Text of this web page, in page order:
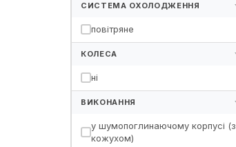
СИСТЕМА ОХОЛОДЖЕННЯ
повітряне
КОЛЕСА
ні
ВИКОНАННЯ
у шумопоглинаючому корпусі (з
кожухом)